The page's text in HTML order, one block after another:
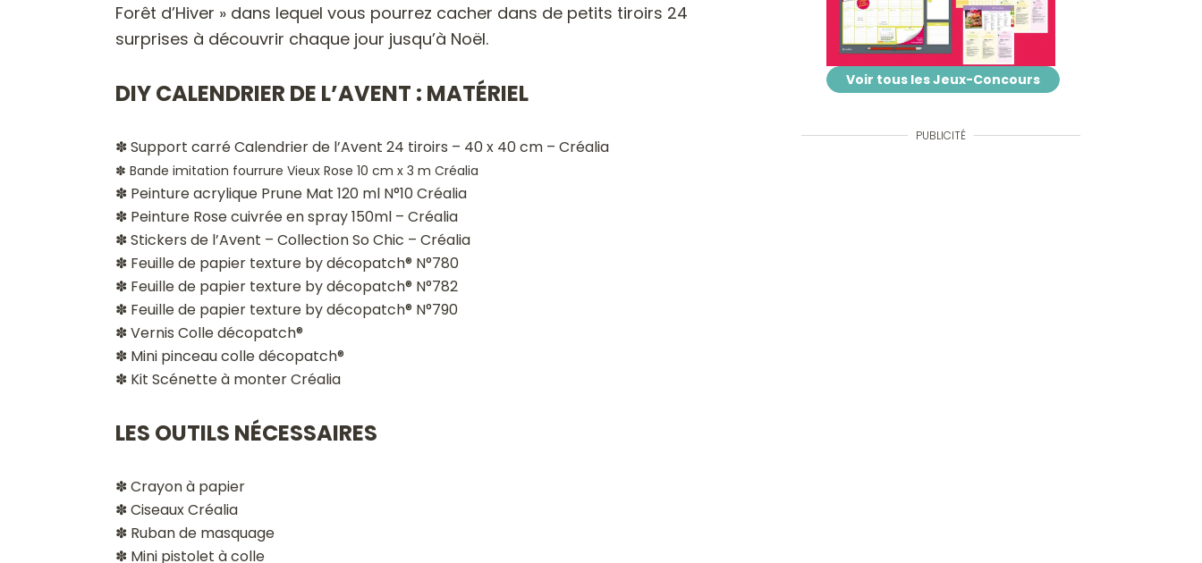
Forêt d’Hiver » dans lequel vous pourrez cacher dans de petits tiroirs 24
surprises à découvrir chaque jour jusqu’à Noël.
DIY CALENDRIER DE L’AVENT : MATÉRIEL
✽ Support carré Calendrier de l’Avent 24 tiroirs – 40 x 40 cm – Créalia
✽ Bande imitation fourrure Vieux Rose 10 cm x 3 m Créalia
✽ Peinture acrylique Prune Mat 120 ml N°10 Créalia
✽ Peinture Rose cuivrée en spray 150ml – Créalia
✽ Stickers de l’Avent – Collection So Chic – Créalia
✽ Feuille de papier texture by décopatch® N°780
✽ Feuille de papier texture by décopatch® N°782
✽ Feuille de papier texture by décopatch® N°790
✽ Vernis Colle décopatch®
✽ Mini pinceau colle décopatch®
✽ Kit Scénette à monter Créalia
LES OUTILS NÉCESSAIRES
✽ Crayon à papier
✽ Ciseaux Créalia
✽ Ruban de masquage
✽ Mini pistolet à colle
Voir tous les Jeux-Concours
PUBLICITÉ